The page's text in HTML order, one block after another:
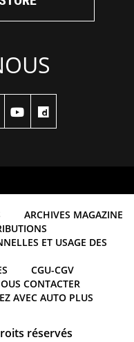
ARCHIVES MAGAZINE
ET USAGE DES
CGU-CGV
CONTACTER
AVEC AUTO PLUS
réservés